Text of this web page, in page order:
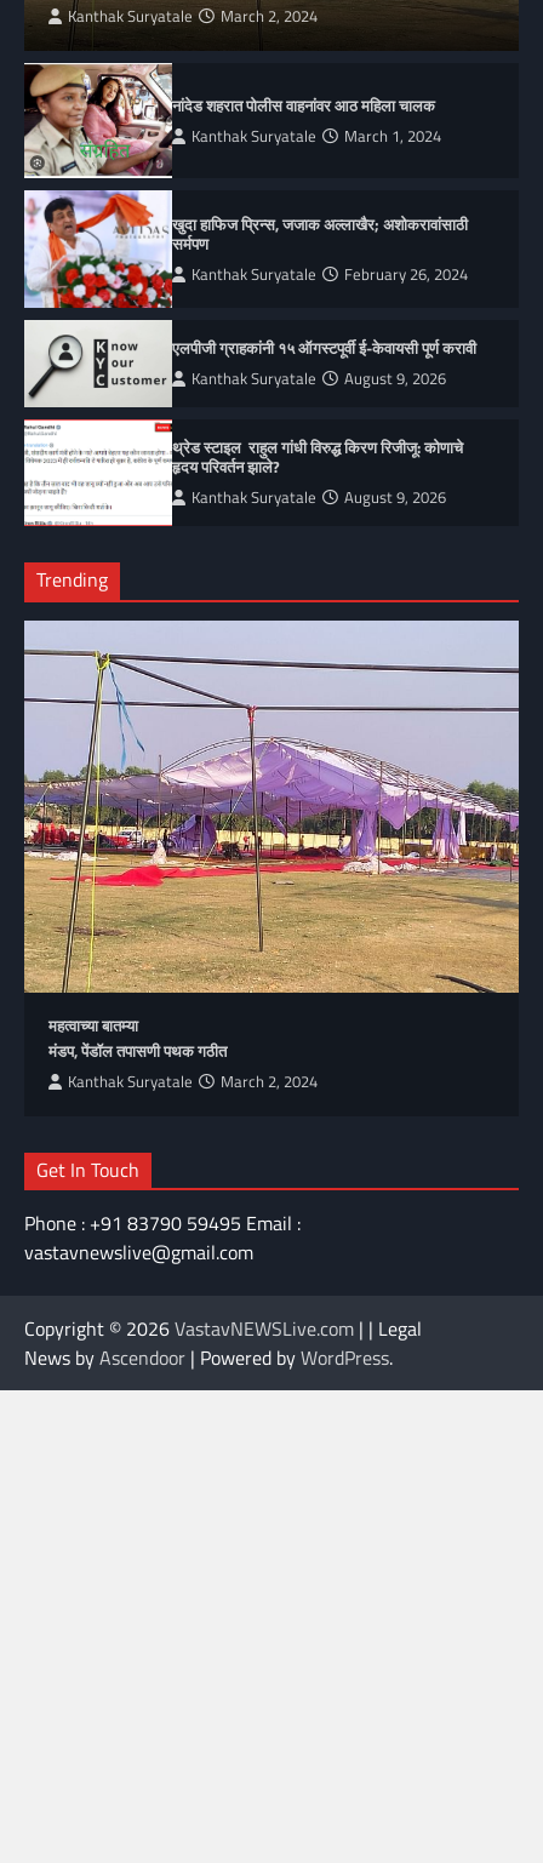
Kanthak Suryatale March 2, 2024
नांदेड शहरात पोलीस वाहनांवर आठ महिला चालक
Kanthak Suryatale March 1, 2024
खुदा हाफिज प्रिन्स, जजाक अल्लाखैर; अशोकरावांसाठी
सर्मपण
Kanthak Suryatale February 26, 2024
एलपीजी ग्राहकांनी १५ ऑगस्टपूर्वी ई-केवायसी पूर्ण करावी
Kanthak Suryatale August 9, 2026
थ्रेड स्टाइल राहुल गांधी विरुद्ध किरण रिजीजू: कोणाचे
हृदय परिवर्तन झाले?
Kanthak Suryatale August 9, 2026
Trending
महत्वाच्या बातम्या
मंडप, पेंडॉल तपासणी पथक गठीत
Kanthak Suryatale March 2, 2024
Get In Touch
Phone : +91 83790 59495 Email :
vastavnewslive@gmail.com
Copyright © 2026VastavNEWSLive.com | | Legal
News byAscendoor | Powered byWordPress.